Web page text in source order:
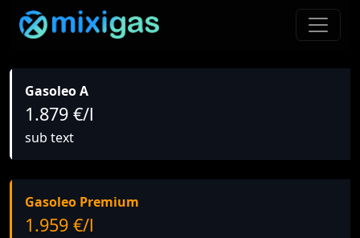
Gasoleo A
1.879 €/l
sub text
Gasoleo Premium
1.959 €/l